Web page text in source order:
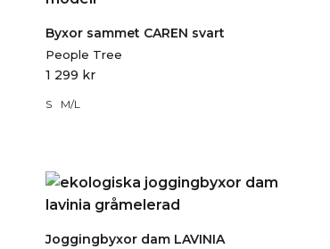
Byxor sammet CAREN svart
People Tree
1 299 kr
S M/L
Joggingbyxor dam LAVINIA